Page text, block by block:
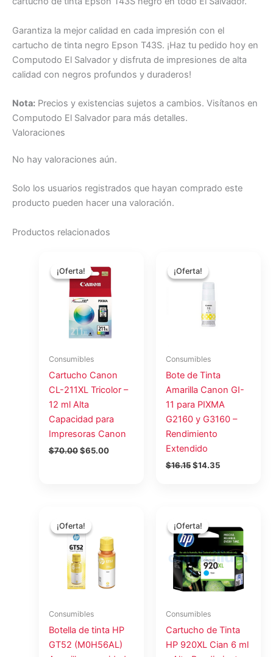
Garantiza la mejor calidad en cada impresión con el
cartucho de tinta negro Epson T43S. ¡Haz tu pedido hoy en
Computodo El Salvador y disfruta de impresiones de alta
calidad con negros profundos y duraderos!
Nota: Precios y existencias sujetos a cambios. Visítanos en
Computodo El Salvador para más detalles.
Valoraciones
No hay valoraciones aún.
Solo los usuarios registrados que hayan comprado este
producto pueden hacer una valoración.
Productos relacionados
¡Oferta!
¡Oferta!
Consumibles
Cartucho Canon
CL-211XL Tricolor –
12 ml Alta
Capacidad para
Impresoras Canon
$70.00
precio
original
era:
$70.00.
$65.00
precio
actual
es:
$65.00.
¡Oferta!
¡Oferta!
Consumibles
Bote de Tinta
Amarilla Canon GI-
11 para PIXMA
G2160 y G3160 –
Rendimiento
Extendido
$16.15
precio
original
$14.35
¡Oferta!
¡Oferta!
Consumibles
Botella de tinta HP
GT52 (M0H56AL)
precio
original
era:
$15.75.
es:
$14.00.
¡Oferta!
¡Oferta!
Consumibles
Cartucho de Tinta
HP 920XL Cian 6 ml
precio
original
era:
$71.39.
actual
es:
$66.39.